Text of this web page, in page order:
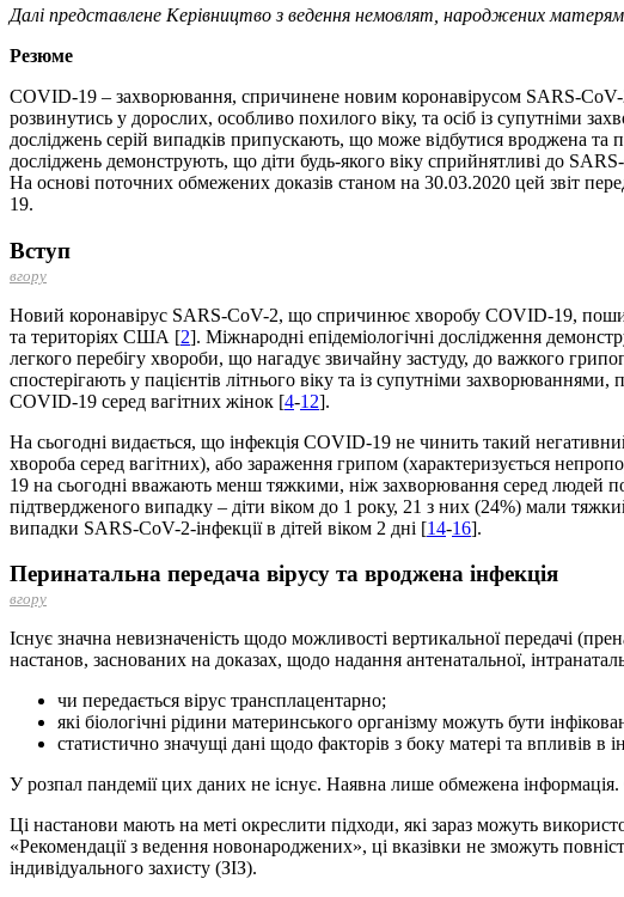
Далі представлене Керівництво з ведення немовлят, народжених
Резюме
COVID-19 – захворювання, спричинене новим коронавірусом SARS-CoV-
розвинутись у дорослих, особливо похилого віку, та осіб із супутніми
досліджень серій випадків припускають, що може відбутися вроджена та
досліджень демонструють, що діти будь-якого віку сприйнятливі до
На основі поточних обмежених доказів станом на 30.03.2020 цей звіт
19.
Вступ
вгору
Новий коронавірус SARS-CoV-2, що спричинює хворобу COVID-19,
та територіях США [2]. Міжнародні епідеміологічні дослідження
легкого перебігу хвороби, що нагадує звичайну застуду, до важкого
спостерігають у пацієнтів літнього віку та із супутніми
COVID-19 серед вагітних жінок [4-12].
На сьогодні видається, що інфекція COVID-19 не чинить такий
хвороба серед вагітних), або зараження грипом (характеризується
19 на сьогодні вважають менш тяжкими, ніж захворювання серед людей
підтвердженого випадку – діти віком до 1 року, 21 з них (24%) мали
випадки SARS-CoV-2-інфекції в дітей віком 2 дні [14-16].
Перинатальна передача вірусу та вроджена інфекція
вгору
Існує значна невизначеність щодо можливості вертикальної передачі
настанов, заснованих на доказах, щодо надання антенатальної,
чи передається вірус трансплацентарно;
які біологічні рідини материнського організму можуть бути
статистично значущі дані щодо факторів з боку матері та впливів
У розпал пандемії цих даних не існує. Наявна лише обмежена
Ці настанови мають на меті окреслити підходи, які зараз можуть
«Рекомендації з ведення новонароджених», ці вказівки не зможуть
індивідуального захисту (ЗІЗ).